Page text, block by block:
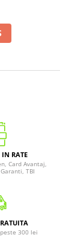
RATE
Card Avantaj,
TBI
300 lei